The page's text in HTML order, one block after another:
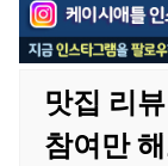
맛집 리
참여만